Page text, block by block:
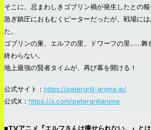
そこに、忌まわしきゴブリン禍が発生したとの報
急ぎ鎮圧におもむくピーターだったが、戦場に
た。
ゴブリンの巣、エルフの里、ドワーフの里……舞
終わらない。
地上最強の賢者タイムが、再び幕を開ける！
公式サイト： https://petergrill-anime.jp/
公式X： https://x.com/petergrillanime
■TVアニメ『エルフさんは痩せられない。』とは